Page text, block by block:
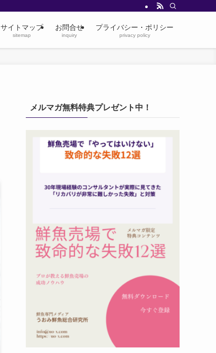
サイトマップ
sitemap
お問合せ
inquiry
プライバシー・ポリシー
privacy policy
メルマガ無料特典プレゼント中！